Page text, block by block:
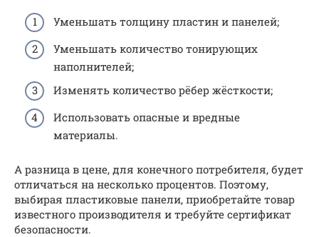
Уменьшать толщину пластин и панелей;
Уменьшать количество тонирующих
наполнителей;
Изменять количество рёбер жёсткости;
Использовать опасные и вредные
материалы.
А разница в цене, для конечного потребителя, будет
отличаться на несколько процентов. Поэтому,
выбирая пластиковые панели, приобретайте товар
известного производителя и требуйте сертификат
безопасности.